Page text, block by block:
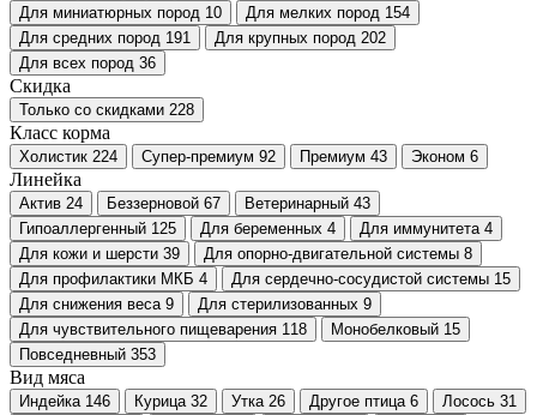
Для миниатюрных пород 10 Для мелких пород 154
Для средних пород 191 Для крупных пород 202
Для всех пород 36
Скидка
Только со cкидками 228
Класс корма
Холистик 224 Супер-премиум 92 Премиум 43 Эконом 6
Линейка
Актив 24 Беззерновой 67 Ветеринарный 43
Гипоаллергенный 125 Для беременных 4 Для иммунитета 4
Для кожи и шерсти 39 Для опорно-двигательной системы 8
Для профилактики МКБ 4 Для сердечно-сосудистой системы 15
Для снижения веса 9 Для стерилизованных 9
Для чувствительного пищеварения 118 Монобелковый 15
Повседневный 353
Вид мяса
Индейка 146 Курица 32 Утка 26 Другое птица 6 Лосось 31